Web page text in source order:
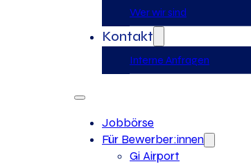
Wer wir sind
Kontakt
Interne Anfragen
Jobbörse
Für Bewerber:innen
Gi Airport